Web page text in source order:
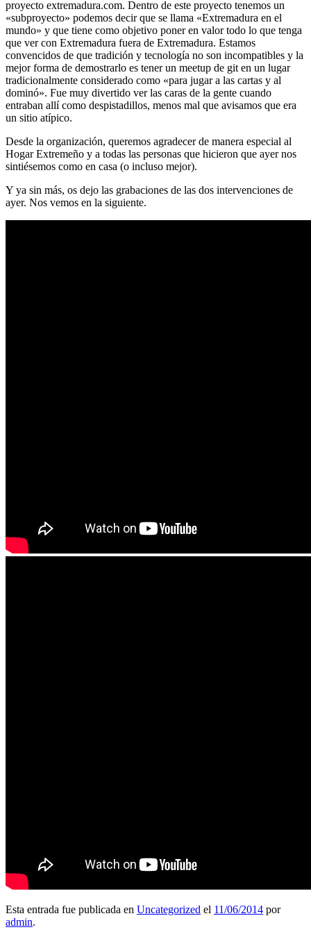
proyecto extremadura.com. Dentro de este proyecto tenemos un
«subproyecto» podemos decir que se llama «Extremadura en el
mundo» y que tiene como objetivo poner en valor todo lo que tenga
que ver con Extremadura fuera de Extremadura. Estamos
convencidos de que tradición y tecnología no son incompatibles y la
mejor forma de demostrarlo es tener un meetup de git en un lugar
tradicionalmente considerado como «para jugar a las cartas y al
dominó». Fue muy divertido ver las caras de la gente cuando
entraban allí como despistadillos, menos mal que avisamos que era
un sitio atípico.
Desde la organización, queremos agradecer de manera especial al
Hogar Extremeño y a todas las personas que hicieron que ayer nos
sintiésemos como en casa (o incluso mejor).
Y ya sin más, os dejo las grabaciones de las dos intervenciones de
ayer. Nos vemos en la siguiente.
Esta entrada fue publicada en Uncategorized el 11/06/2014 por
admin.